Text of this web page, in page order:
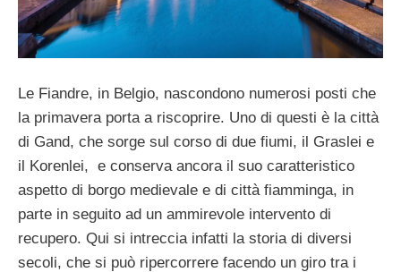
Le Fiandre, in Belgio, nascondono numerosi posti che
la primavera porta a riscoprire. Uno di questi è la città
di Gand, che sorge sul corso di due fiumi, il Graslei e
il Korenlei, e conserva ancora il suo caratteristico
aspetto di borgo medievale e di città fiamminga, in
parte in seguito ad un ammirevole intervento di
recupero. Qui si intreccia infatti la storia di diversi
secoli, che si può ripercorrere facendo un giro tra i